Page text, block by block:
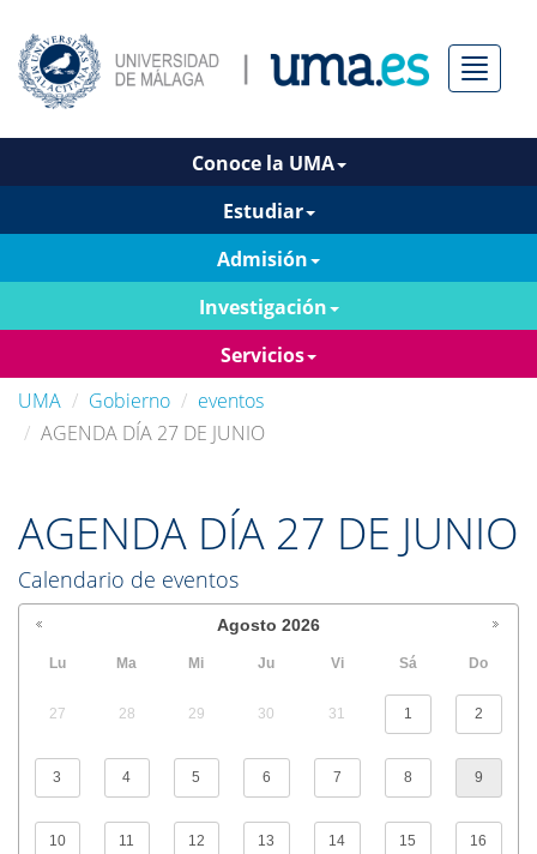
Menú
Conoce la UMA
Estudiar
Admisión
Investigación
Servicios
UMA
Gobierno
eventos
AGENDA DÍA 27 DE JUNIO
AGENDA DÍA 27 DE JUNIO
Calendario de eventos
Agosto 2026
Lu Ma Mi Ju Vi Sá Do
27 28 29 30 31 1 2
3 4 5 6 7 8 9
10 11 12 13 14 15 16